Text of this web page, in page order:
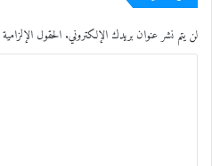
لن يتم نشر عنوان بريدك الإلكتروني. الحقول